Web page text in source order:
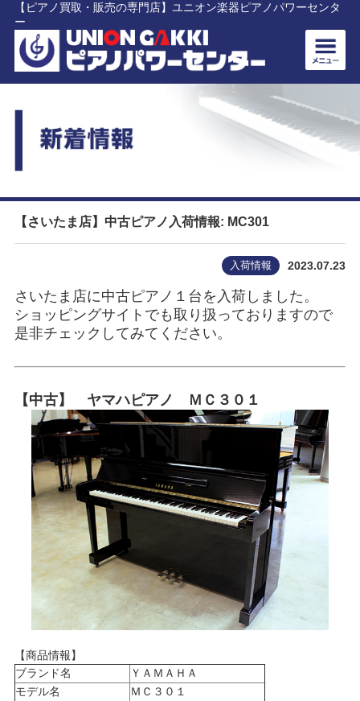
【ピアノ買取・販売の専門店】ユニオン楽器ピアノパワーセンタ
ー
【さいたま店】中古ピアノ入荷情報: MC301
入荷情報 2023.07.23
さいたま店に中古ピアノ１台を入荷しました。
ショッピングサイトでも取り扱っておりますので
是非チェックしてみてください。
【中古】 ヤマハピアノ ＭＣ３０１
【商品情報】
ブランド名
ＹＡＭＡＨＡ
モデル名
ＭＣ３０１